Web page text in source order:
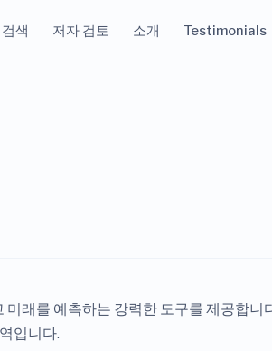
검색 저자 검토 소개 Testimonials
래를 예측하는 강력한 도구를 제공합니
입니다.